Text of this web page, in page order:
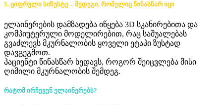
5. ციფრული სიზუსტე – შედეგი, რომელიც წინასწარ იცი
ელაინერების დამზადება იწყება 3D სკანირებითა და
კომპიუტერული მოდელირებით, რაც საშუალებას
გვაძლევს მკურნალობის ყოველი ეტაპი ზუსტად
დავგეგმოთ.
პაციენტი წინასწარ ხედავს, როგორ შეიცვლება მისი
ღიმილი მკურნალობის შემდეგ.
რატომ ირჩევენ ელაინერებს?